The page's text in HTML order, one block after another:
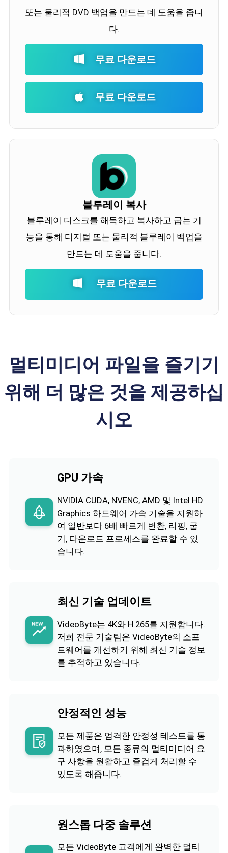
또는 물리적 DVD 백업을 만드는 데 도움을 줍니
다.
무료 다운로드
무료 다운로드
블루레이 복사
블루레이 디스크를 해독하고 복사하고 굽는 기
능을 통해 디지털 또는 물리적 블루레이 백업을
만드는 데 도움을 줍니다.
무료 다운로드
멀티미디어 파일을 즐기기
위해 더 많은 것을 제공하십
시오
GPU 가속
NVIDIA CUDA, NVENC, AMD 및 Intel HD
Graphics 하드웨어 가속 기술을 지원하
여 일반보다 6배 빠르게 변환, 리핑, 굽
기, 다운로드 프로세스를 완료할 수 있
습니다.
최신 기술 업데이트
VideoByte는 4K와 H.265를 지원합니다.
저희 전문 기술팀은 VideoByte의 소프
트웨어를 개선하기 위해 최신 기술 정보
를 추적하고 있습니다.
안정적인 성능
모든 제품은 엄격한 안정성 테스트를 통
과하였으며, 모든 종류의 멀티미디어 요
구 사항을 원활하고 즐겁게 처리할 수
있도록 해줍니다.
원스톱 다중 솔루션
모든 VideoByte 고객에게 완벽한 멀티